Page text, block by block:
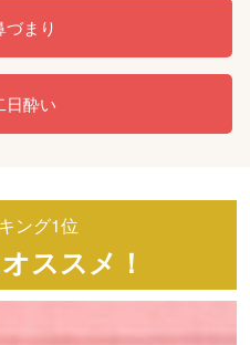
まり
酔い
ング1位
ススメ！